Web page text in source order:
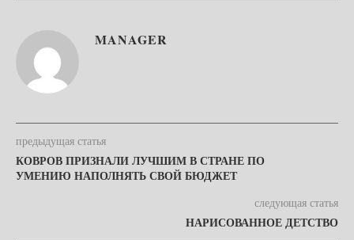
MANAGER
предыдущая статья
КОВРОВ ПРИЗНАЛИ ЛУЧШИМ В СТРАНЕ ПО
УМЕНИЮ НАПОЛНЯТЬ СВОЙ БЮДЖЕТ
следующая статья
НАРИСОВАННОЕ ДЕТСТВО